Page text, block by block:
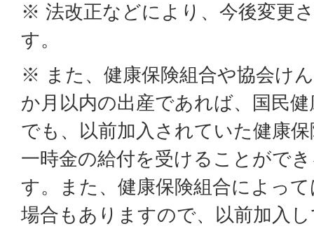
※ 法改正などにより、今後変更
す。
※ また、健康保険組合や協会け
か月以内の出産であれば、国民
でも、以前加入されていた健康
一時金の給付を受けることがで
す。また、健康保険組合によっ
場合もありますので、以前加入